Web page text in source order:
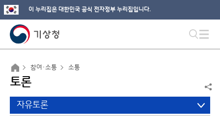
이 누리집은 대한민국 공식 전자정부 누리집입니다.
참여·소통 소통
토론
자유토론